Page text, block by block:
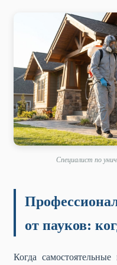
Специалист по
от пауков:
Когда